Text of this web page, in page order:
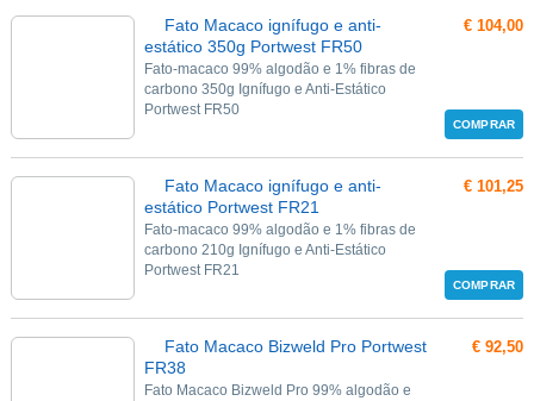
Fato Macaco ignífugo e anti-
estático 350g Portwest FR50
Fato-macaco 99% algodão e 1% fibras de
carbono 350g Ignífugo e Anti-Estático
Portwest FR50
€ 104,00
COMPRAR
Fato Macaco ignífugo e anti-
estático Portwest FR21
Fato-macaco 99% algodão e 1% fibras de
carbono 210g Ignífugo e Anti-Estático
Portwest FR21
€ 101,25
COMPRAR
Fato Macaco Bizweld Pro Portwest
FR38
Fato Macaco Bizweld Pro 99% algodão e
€ 92,50